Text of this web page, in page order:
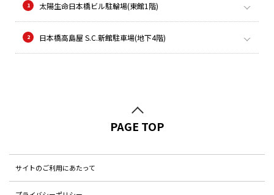
太陽生命日本橋ビル駐輪場(東館1階)
日本橋高島屋 S.C.新館駐車場(地下4階)
PAGE TOP
サイトのご利用にあたって